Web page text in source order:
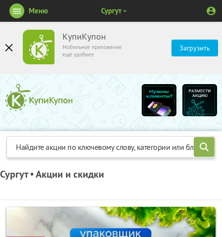
КупиКупон
Мобильное приложение
ещё удобнее
Загрузить
Меню Сургут
Сургут • Акции и скидки